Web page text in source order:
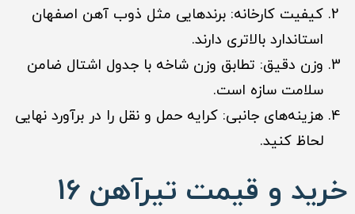
کیفیت کارخانه: برندهایی مثل ذوب آهن اصفهان
استاندارد بالاتری دارند.
وزن دقیق: تطابق وزن شاخه با جدول اشتال ضامن
سلامت سازه است.
هزینه‌های جانبی: کرایه حمل و نقل را در برآورد نهایی
لحاظ کنید.
خرید و قیمت تیرآهن 16